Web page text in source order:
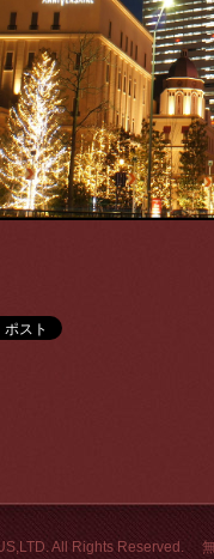
All Rights Reserved.